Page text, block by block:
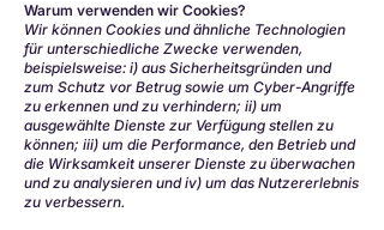
Warum verwenden wir Cookies?
Wir können Cookies und ähnliche Technologien
für unterschiedliche Zwecke verwenden,
beispielsweise: i) aus Sicherheitsgründen und
zum Schutz vor Betrug sowie um Cyber-Angriffe
zu erkennen und zu verhindern; ii) um
ausgewählte Dienste zur Verfügung stellen zu
können; iii) um die Performance, den Betrieb und
die Wirksamkeit unserer Dienste zu überwachen
und zu analysieren und iv) um das Nutzererlebnis
zu verbessern.